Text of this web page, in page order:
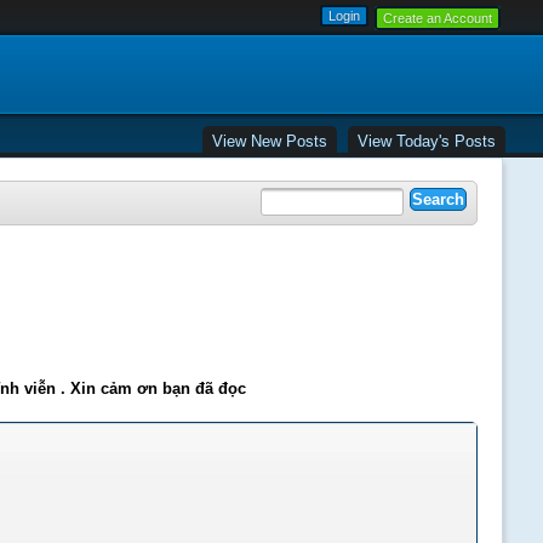
Create an Account
View New Posts View Today's Posts
viễn . Xin cảm ơn bạn đã đọc